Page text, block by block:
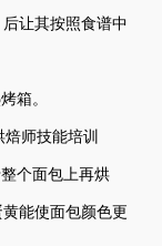
让其按照食谱中
箱。
个面包上再烘
能使面包颜色更